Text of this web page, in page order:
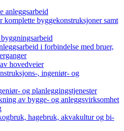
anleggsarbeid
komplette byggekonstruksjoner samt
i forbindelse med bruer,
hovedveier
, ingeniør- og
og planleggingstjenester
av bygge- og anleggsvirksomhet
hagebruk, akvakultur og bi-